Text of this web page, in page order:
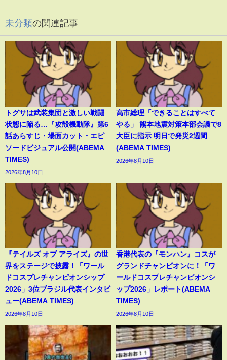
未分類の関連記事
トグサは武装集団と激しい戦闘
状態に陥る…『攻殻機動隊』第6
話あらすじ・場面カット・エピ
ソードビジュアル公開(ABEMA
TIMES)
2026年8月10日
高市総理「できることはすべて
やる」 熊本地震対策本部会議で8
大臣に指示 明日で発災2週間
(ABEMA TIMES)
2026年8月10日
『テイルズ オブ アライズ』の世
界をステージで披露！「ワール
ドコスプレチャンピオンシップ
2026」3位ブラジル代表インタビ
ュー(ABEMA TIMES)
2026年8月10日
香港代表の『モンハン』コスが
グランドチャンピオンに！「ワ
ールドコスプレチャンピオンシ
ップ2026」レポート(ABEMA
TIMES)
2026年8月10日